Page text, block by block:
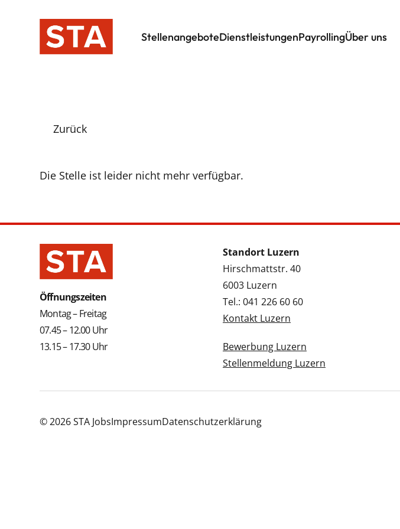
StellenangeboteDienstleistungenPayrollingÜber uns
Zurück
Die Stelle ist leider nicht mehr verfügbar.
Öffnungszeiten
Montag – Freitag
07.45 – 12.00 Uhr
13.15 – 17.30 Uhr
Standort Luzern
Hirschmattstr. 40
6003 Luzern
Tel.: 041 226 60 60
Kontakt Luzern
Bewerbung Luzern
Stellenmeldung Luzern
© 2026 STA JobsImpressumDatenschutzerklärung